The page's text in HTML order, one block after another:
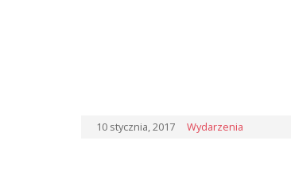
10 stycznia, 2017 Wydarzenia